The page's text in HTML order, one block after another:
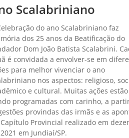
Scalabriniano
do ano Scalabriniano faz
dos 25 anos da Beatificação do
Dom João Batista Scalabrini.
é convidada a envolver-se em
para melhor vivenciar o ano
nos aspectos: religioso,
e cultural. Muitas ações estão
programadas com carinho, a
provindas das irmãs e as
Provincial realizado em
em Jundiaí/SP.